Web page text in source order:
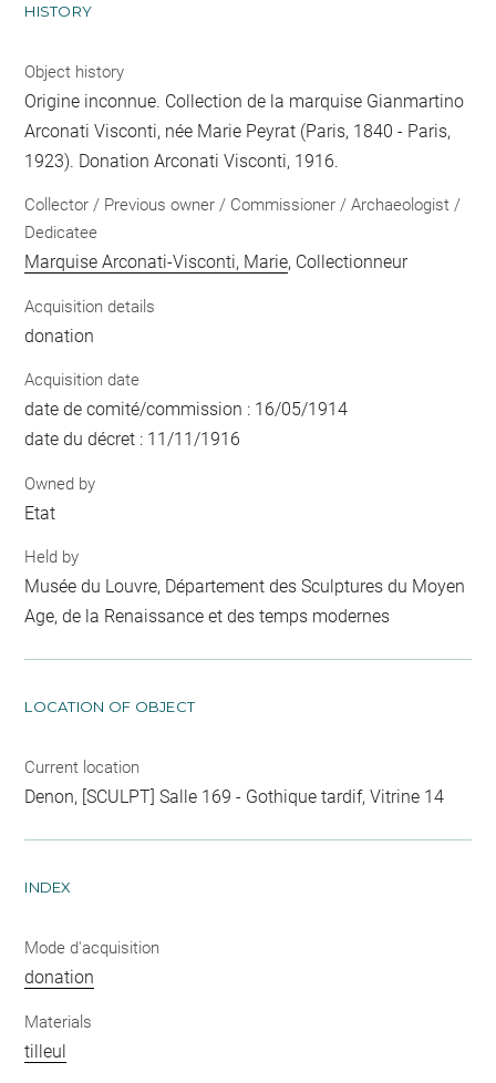
HISTORY
Object history
Origine inconnue. Collection de la marquise Gianmartino
Arconati Visconti, née Marie Peyrat (Paris, 1840 - Paris,
1923). Donation Arconati Visconti, 1916.
Collector / Previous owner / Commissioner / Archaeologist /
Dedicatee
Marquise Arconati-Visconti, Marie, Collectionneur
Acquisition details
donation
Acquisition date
date de comité/commission : 16/05/1914
date du décret : 11/11/1916
Owned by
Etat
Held by
Musée du Louvre, Département des Sculptures du Moyen
Age, de la Renaissance et des temps modernes
LOCATION OF OBJECT
Current location
Denon, [SCULPT] Salle 169 - Gothique tardif, Vitrine 14
INDEX
Mode d'acquisition
donation
Materials
tilleul